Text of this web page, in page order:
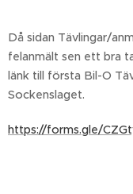
Då sidan Tävlingar/
felanmält sen ett bra
länk till första Bil-O
Sockenslaget.
https://forms.gle/